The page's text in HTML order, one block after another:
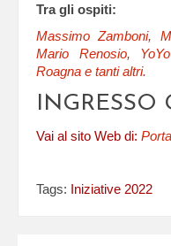
Tra gli ospiti:
Massimo Zamboni,
Mario Renosio,
Roagna e tanti altri.
INGRESSO
Vai al sito Web di:
Tags: Iniziative 2022